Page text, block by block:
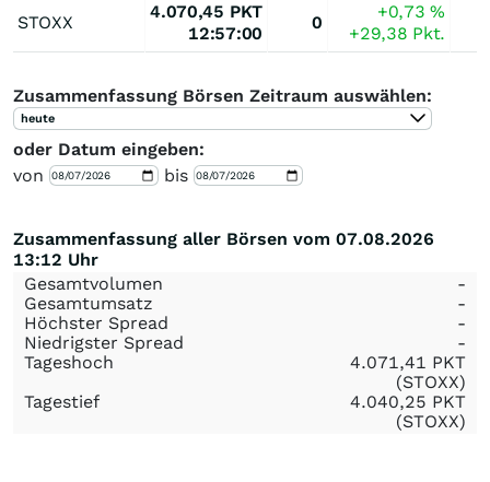
STOXX
4.070,45 PKT
12:57:00
0
+0,73%
+29,38 Pkt.
Zusammenfassung Börsen Zeitraum auswählen:
heute
oder Datum eingeben:
von
bis
Zusammenfassung aller Börsen vom 07.08.2026
13:12 Uhr
Gesamtvolumen
-
Gesamtumsatz
-
Höchster Spread
-
Niedrigster Spread
-
Tageshoch
4.071,41 PKT
(STOXX)
Tagestief
4.040,25 PKT
(STOXX)